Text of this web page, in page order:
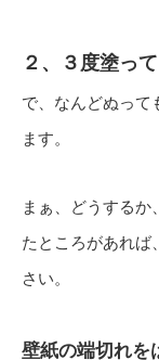
２、３度塗っ
で、なんどぬって
ます。
まぁ、どうするか
たところがあれば
さい。
壁紙の端切れを